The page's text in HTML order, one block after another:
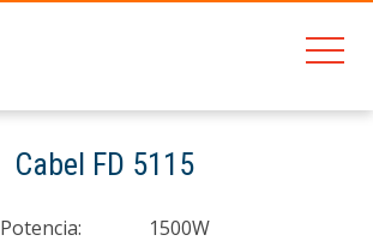
Cabel FD 5115
Potencia: 1500W